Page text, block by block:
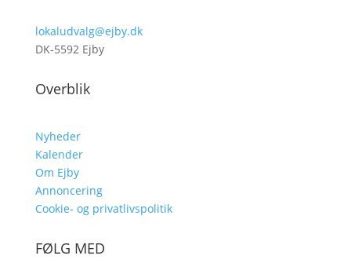
lokaludvalg@ejby.dk
DK-5592 Ejby
Overblik
Nyheder
Kalender
Om Ejby
Annoncering
Cookie- og privatlivspolitik
FØLG MED